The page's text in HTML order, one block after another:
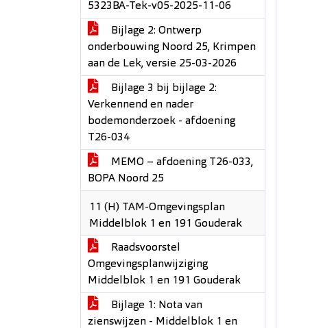
5323BA-Tek-v05-2025-11-06
Bijlage 2: Ontwerp
onderbouwing Noord 25, Krimpen
aan de Lek, versie 25-03-2026
Bijlage 3 bij bijlage 2:
Verkennend en nader
bodemonderzoek - afdoening
T26-034
MEMO – afdoening T26-033,
BOPA Noord 25
11 (H) TAM-Omgevingsplan
Middelblok 1 en 191 Gouderak
Raadsvoorstel
Omgevingsplanwijziging
Middelblok 1 en 191 Gouderak
Bijlage 1: Nota van
zienswijzen - Middelblok 1 en